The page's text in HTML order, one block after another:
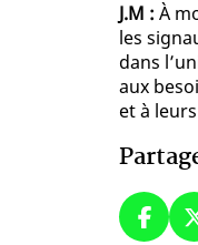
J.M : À
les
dans
aux
et à